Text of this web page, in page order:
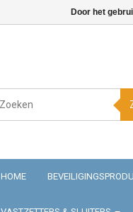
HOME
Door het